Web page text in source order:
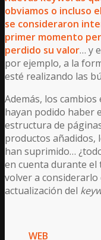
obviamos o incluso
se consideraron
primer momento
perdido su valor… y
por ejemplo, a la
esté realizando las
Además, los
hayan podido haber
estructura de
productos añadidos,
han suprimido…
en cuenta durante el
volver a considerarlo
actualización del
WEB